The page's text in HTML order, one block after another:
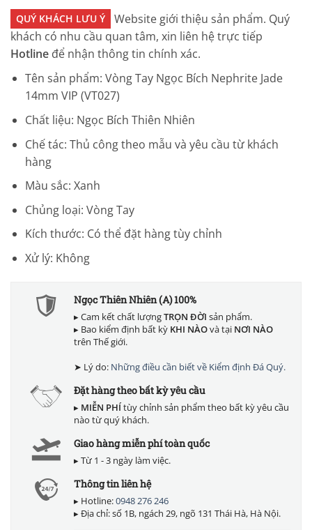
QUÝ KHÁCH LƯU Ý
Website giới thiệu sản phẩm. Quý
khách có nhu cầu quan tâm, xin liên hệ trực tiếp
Hotline để nhận thông tin chính xác.
Tên sản phẩm: Vòng Tay Ngọc Bích Nephrite Jade
14mm VIP (VT027)
Chất liệu: Ngọc Bích Thiên Nhiên
Chế tác: Thủ công theo mẫu và yêu cầu từ khách
hàng
Màu sắc: Xanh
Chủng loại: Vòng Tay
Kích thước: Có thể đặt hàng tùy chỉnh
Xử lý: Không
Ngọc Thiên Nhiên (A) 100%
▸ Cam kết chất lượngTRỌN ĐỜI sản phẩm.
▸ Bao kiểm định bất kỳ KHI NÀOvà tại NƠI NÀO
trên Thế giới.
➤ Lý do: Những điều cần biết về Kiểm định Đá Quý.
Đặt hàng theo bất kỳ yêu cầu
▸ MIỄN PHÍtùy chỉnh sản phẩm theo bất kỳ yêu cầu
nào từ quý khách.
Giao hàng miễn phí toàn quốc
▸ Từ 1 - 3 ngày làm việc.
Thông tin liên hệ
▸ Hotline:0948 276 246
▸ Địa chỉ: số 1B, ngách 29, ngõ 131 Thái Hà, Hà Nội.